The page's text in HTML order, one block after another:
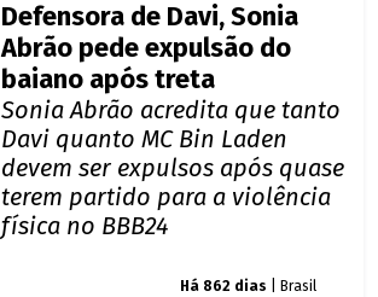
Defensora de Davi, Sonia
Abrão pede expulsão do
baiano após treta
Sonia Abrão acredita que tanto
Davi quanto MC Bin Laden
devem ser expulsos após quase
terem partido para a violência
física no BBB24
Há 862 dias | Brasil